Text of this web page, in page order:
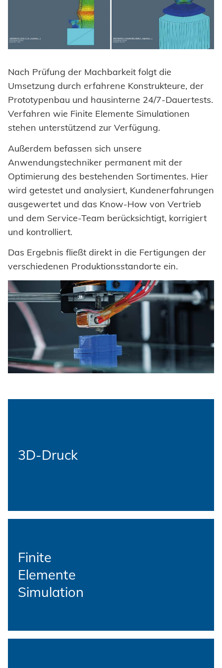
Impressum
Datenschutz
Nach Prüfung der Machbarkeit folgt die
Umsetzung durch erfahrene Konstrukteure, der
Prototypenbau und hausinterne 24/7-Dauertests.
Verfahren wie Finite Elemente Simulationen
stehen unterstützend zur Verfügung.
Außerdem befassen sich unsere
Anwendungstechniker permanent mit der
Optimierung des bestehenden Sortimentes. Hier
wird getestet und analysiert, Kundenerfahrungen
ausgewertet und das Know-How von Vertrieb
und dem Service-Team berücksichtigt, korrigiert
und kontrolliert.
Das Ergebnis fließt direkt in die Fertigungen der
verschiedenen Produktionsstandorte ein.
3D-Druck
Finite
Elemente
Simulation